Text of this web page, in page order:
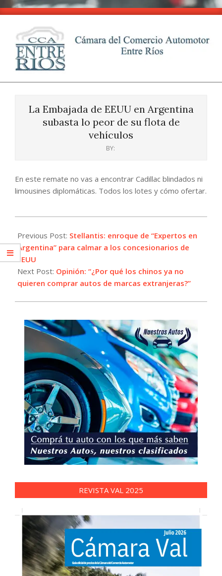
Skip
content
CCA
EntreLa Embajada de EEUU en Argentina
subasta lo peor de su flota de
vehículos
BY:
En este remate no vas a encontrar Cadillac blindados ni
limousines diplomáticas. Todos los lotes y cómo ofertar.
10-
22
Previous Post: Stellantis: enroque de “Expertos en
Argentina” para calmar a los concesionarios de
EEUU
Next Post: Opinión: “¿Por qué los chinos ya no
quieren comprar autos de marcas extranjeras?”
REVISTA VAL 2025